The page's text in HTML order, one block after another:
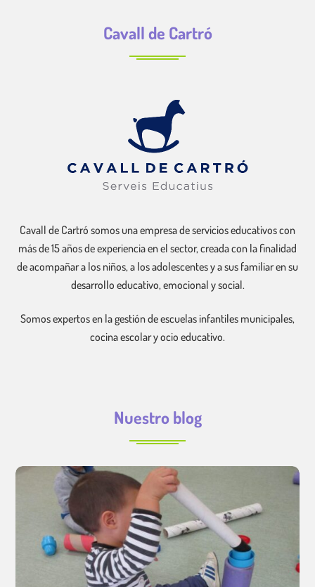
Cavall de Cartró
Cavall de Cartró somos una empresa de servicios educativos con
más de 15 años de experiencia en el sector, creada con la finalidad
de acompañar a los niños, a los adolescentes y a sus familiar en su
desarrollo educativo, emocional y social.
Somos expertos en la gestión de escuelas infantiles municipales,
cocina escolar y ocio educativo.
Nuestro blog